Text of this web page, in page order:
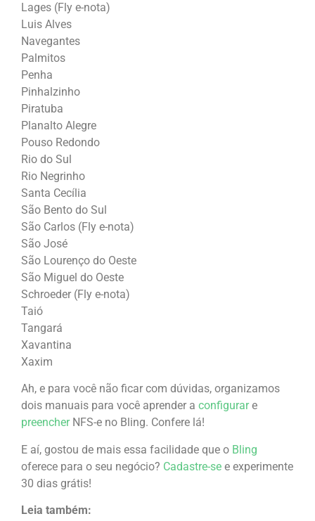
Lages (Fly e-nota)
Luis Alves
Navegantes
Palmitos
Penha
Pinhalzinho
Piratuba
Planalto Alegre
Pouso Redondo
Rio do Sul
Rio Negrinho
Santa Cecília
São Bento do Sul
São Carlos (Fly e-nota)
São José
São Lourenço do Oeste
São Miguel do Oeste
Schroeder (Fly e-nota)
Taió
Tangará
Xavantina
Xaxim
Ah, e para você não ficar com dúvidas, organizamos
dois manuais para você aprender a configurare
preencherNFS-e no Bling. Confere lá!
E aí, gostou de mais essa facilidade que o Bling
oferece para o seu negócio? Cadastre-se e experimente
30 dias grátis!
Leia também: